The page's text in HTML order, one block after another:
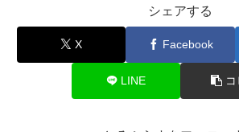
シェアする
X Facebook
LINE